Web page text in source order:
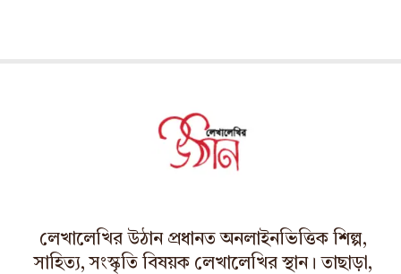
লেখালেখির উঠান প্রধানত অনলাইনভিত্তিক শিল্প,
সাহিত্য, সংস্কৃতি বিষয়ক লেখালেখির স্থান। তাছাড়া,